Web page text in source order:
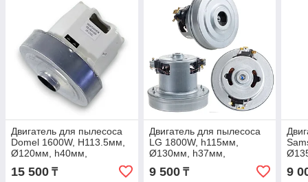
Двигатель для пылесоса
Domel 1600W, H113.5мм,
Ø120мм, h40мм,
463.3.420 для моющего
пылесоса Philips
15 500 ₸
Двигатель для пылесоса
LG 1800W, h115мм,
Ø130мм, h37мм,
POLETRON V1J-PH27
9 500₸ 9